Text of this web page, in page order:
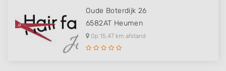
Oude Boterdijk 26
6582AT Heumen
Op 15,47 km afstand